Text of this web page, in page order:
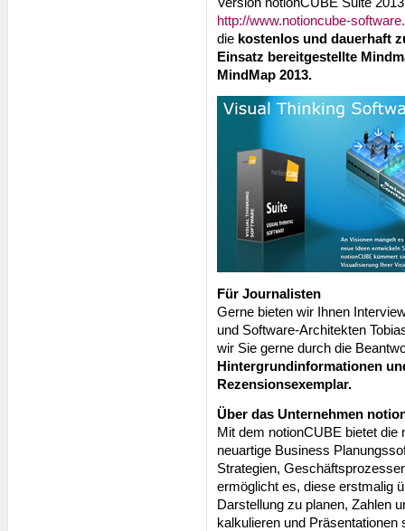
http://www.notioncube-
die kostenlos und dauerhaft
Einsatz bereitgestellte
MindMap 2013.
Für Journalisten
Gerne bieten wir Ihnen
und Software-Architekten
wir Sie gerne durch die
Hintergrundinformationen
Rezensionsexemplar.
Über das Unternehmen
Mit dem notionCUBE bietet
neuartige Business
Strategien,
ermöglicht es, diese erstmalig
Darstellung zu planen, Zahlen
kalkulieren und